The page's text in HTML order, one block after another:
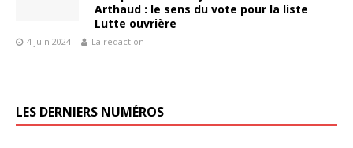
Arthaud : le sens du vote pour la liste
Lutte ouvrière
4 juin 2024 La rédaction
LES DERNIERS NUMÉROS